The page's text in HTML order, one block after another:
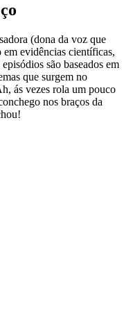
(dona da voz que
em evidências científicas,
são baseados em
que surgem no
ás vezes rola um pouco
nos braços da